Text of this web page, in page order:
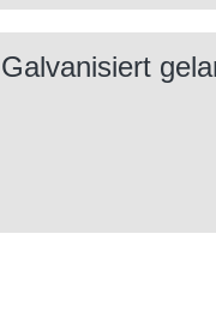
Galvanisiert